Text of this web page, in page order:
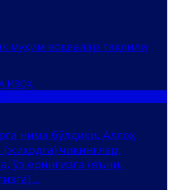
муҳим воқеалар таҳлили
ИЗОҲ
нима бўлдики, Аллоҳ
(жиҳодга) чиқинглар,
ўз ерингизга (яъни,
...